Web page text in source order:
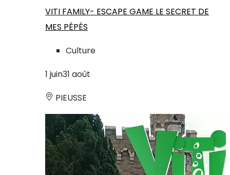
VITI FAMILY- ESCAPE GAME LE SECRET DE
MES PÉPÉS
Culture
1 juin31 août
PIEUSSE